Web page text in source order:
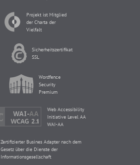
Projekt ist Mitglied
der Charta der
Vielfalt
Sicherheitszertifikat
SSL
Wordfence
Security
Premium
Web Accessibility
Initiative Level AA
WAI-AA
Zertifizierter Busines Adapter nach dem
Gesetz über die Dienste der
Informationsgesellschaft